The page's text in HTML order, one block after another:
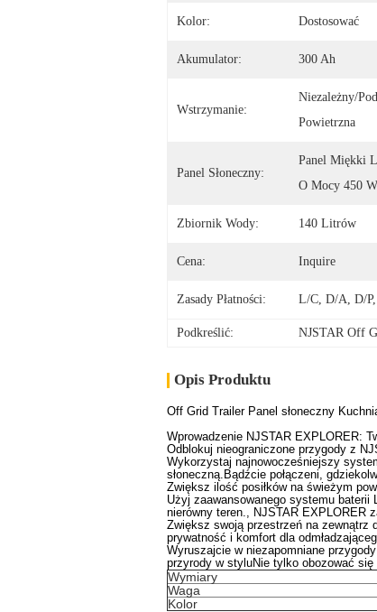
Kolor: Dostosować
Akumulator: 300 Ah
Wstrzymanie:
Niezależny/
Powietrzna
Panel Słoneczny:
Panel Miękki
O Mocy 450 W
Zbiornik Wody: 140 Litrów
Cena: Inquire
Zasady Płatności: L/C, D/A, D/
Podkreślić: NJSTAR Off
Opis Produktu
Off Grid Trailer Panel słoneczny
Wprowadzenie NJSTAR EXPLORER:
Odblokuj nieograniczone przygody z
Wykorzystaj najnowocześniejszy
słoneczną.Bądźcie połączeni,
Zwiększ ilość posiłków na świeżym
Użyj zaawansowanego systemu
nierówny teren., NJSTAR EXPLORER
Zwiększ swoją przestrzeń na zewnątrz
prywatność i komfort dla
Wyruszajcie w niezapomniane
przyrody w styluNie tylko obozować się
Wymiary
Waga
Kolor